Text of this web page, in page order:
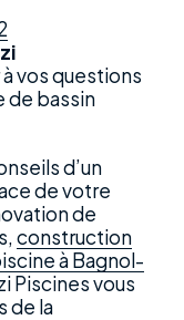
vos questions
de bassin
d’un
de votre
de
construction
à Bagnol-
Piscines vous
de la